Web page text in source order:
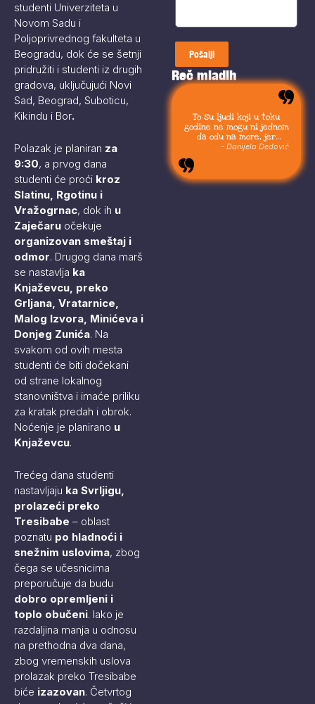
studenti Univerziteta u
Novom Sadu i
Poljoprivrednog fakulteta u
Beogradu, dok će se šetnji
pridružiti i studenti iz drugih
gradova, uključujući Novi
Sad, Beograd, Suboticu,
Kikindu i Bor.
Polazak je planiran za
9:30, a prvog dana
studenti će proći kroz
Slatinu, Rgotinu i
Vražogrnac, dok ih u
Zaječaru očekuje
organizovan smeštaj i
odmor. Drugog dana marš
se nastavlja ka
Knjaževcu, preko
Grljana, Vratarnice,
Malog Izvora, Minićeva i
Donjeg Zunića. Na
svakom od ovih mesta
studenti će biti dočekani
od strane lokalnog
stanovništva i imaće priliku
za kratak predah i obrok.
Noćenje je planirano u
Knjaževcu.
Trećeg dana studenti
nastavljaju ka Svrljigu,
prolazeći preko
Tresibabe – oblast
poznatu po hladnoći i
snežnim uslovima, zbog
čega se učesnicima
preporučuje da budu
dobro opremljeni i
toplo obučeni. Iako je
razdaljina manja u odnosu
na prethodna dva dana,
zbog vremenskih uslova
prolazak preko Tresibabe
biće izazovan. Četvrtog
Pošalji
Reč mladih
To su ljudi koji u toku
godine ne mogu ni jednom
da odu na more, jer
moraju da budu uvek sa
- Danijela Dedović